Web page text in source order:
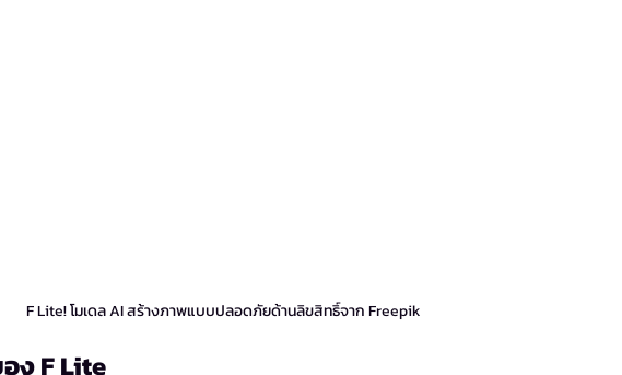
F Lite! โมเดล AI สร้างภาพแบบปลอดภัยด้านลิขสิทธิ์จาก Freepik
ง F Lite